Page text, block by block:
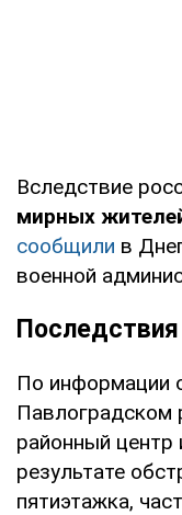
Вследствие
мирных
сообщили в
военной
По информации
Павлоградском
районный центр
результате
пятиэтажка,